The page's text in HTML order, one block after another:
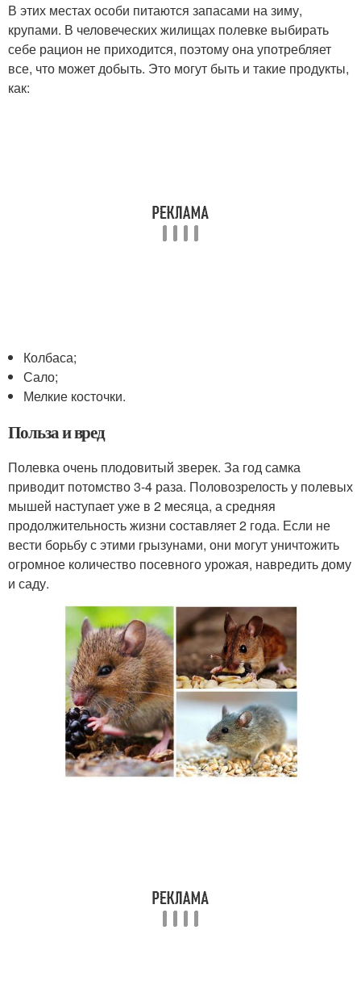
В этих местах особи питаются запасами на зиму,
крупами. В человеческих жилищах полевке выбирать
себе рацион не приходится, поэтому она употребляет
все, что может добыть. Это могут быть и такие продукты,
как:
Колбаса;
Сало;
Мелкие косточки.
Польза и вред
Полевка очень плодовитый зверек. За год самка
приводит потомство 3-4 раза. Половозрелость у полевых
мышей наступает уже в 2 месяца, а средняя
продолжительность жизни составляет 2 года. Если не
вести борьбу с этими грызунами, они могут уничтожить
огромное количество посевного урожая, навредить дому
и саду.